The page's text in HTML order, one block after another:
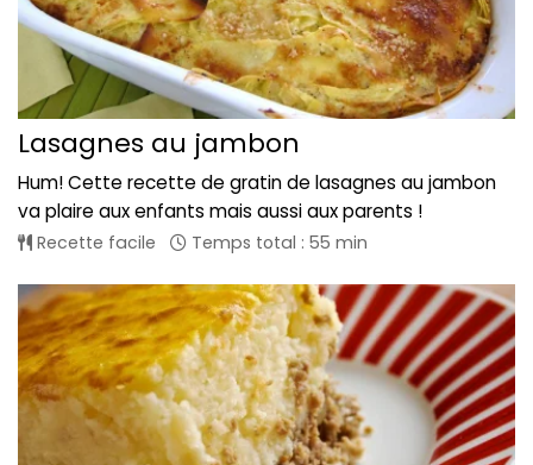
Lasagnes au jambon
Hum! Cette recette de gratin de lasagnes au jambon
va plaire aux enfants mais aussi aux parents !
Recette facile Temps total : 55 min